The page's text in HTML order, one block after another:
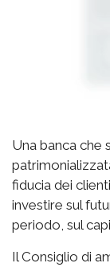
Una banca che
fiducia dei
investire sul
periodo, sul
Il Consiglio di